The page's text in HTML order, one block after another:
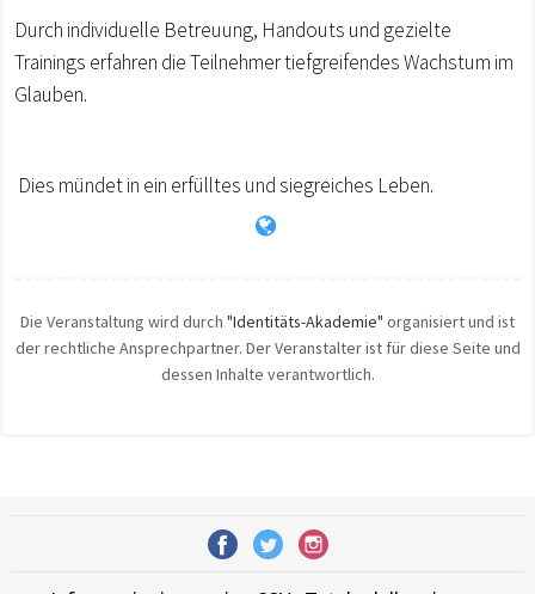
Durch individuelle Betreuung, Handouts und gezielte
Trainings erfahren die Teilnehmer tiefgreifendes Wachstum im
Glauben.
Dies mündet in ein erfülltes und siegreiches Leben.
Die Veranstaltung wird durch "Identitäts-Akademie" organisiert und ist
der rechtliche Ansprechpartner. Der Veranstalter ist für diese Seite und
dessen Inhalte verantwortlich.